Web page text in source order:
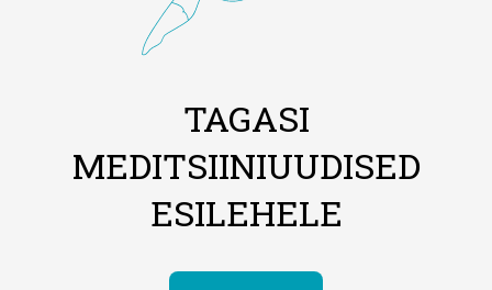
TAGASI
MEDITSIINIUUDISED
ESILEHELE